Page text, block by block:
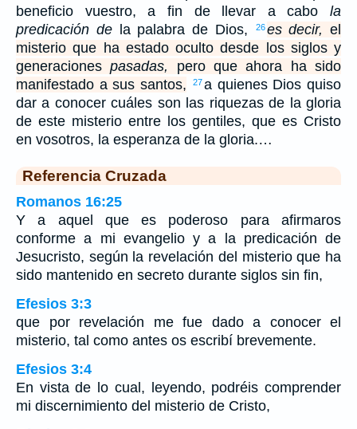
beneficio vuestro, a fin de llevar a cabo la
predicación dela palabra de Dios, 26 es decir, el
misterio que ha estado oculto desde los siglos y
generacionespasadas,
pero que ahora ha sido
manifestado a sus santos,
27a quienes Dios quiso
dar a conocer cuáles son las riquezas de la gloria
de este misterio entre los gentiles, que es Cristo
en vosotros, la esperanza de la gloria.…
Referencia Cruzada
Romanos 16:25
Y a aquel que es poderoso para afirmaros
conforme a mi evangelio y a la predicación de
Jesucristo, según la revelación del misterio que ha
sido mantenido en secreto durante siglos sin fin,
Efesios 3:3
que por revelación me fue dado a conocer el
misterio, tal como antes os escribí brevemente.
Efesios 3:4
En vista de lo cual, leyendo, podréis comprender
mi discernimiento del misterio de Cristo,